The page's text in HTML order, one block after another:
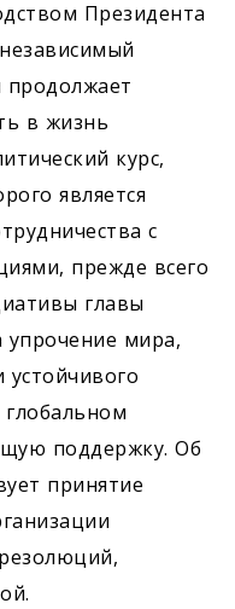
Президента
продолжает
в жизнь
курс,
является
с
прежде всего
главы
упрочение мира,
устойчивого
поддержку. Об
принятие